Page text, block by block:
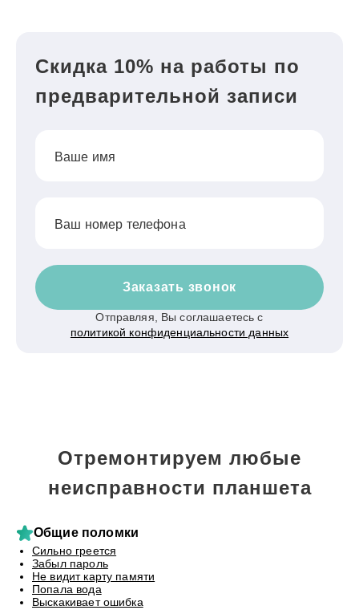
Скидка 10% на работы по
предварительной записи
Ваше имя
Ваш номер телефона
Заказать звонок
Отправляя, Вы соглашаетесь с
политикой конфиденциальности данных
Отремонтируем любые
неисправности планшета
Общие поломки
Сильно греется
Забыл пароль
Не видит карту памяти
Попала вода
Выскакивает ошибка